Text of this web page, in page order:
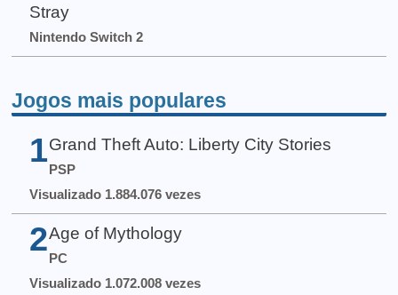
Stray
Nintendo Switch 2
Jogos mais populares
1 Grand Theft Auto: Liberty City Stories
PSP
Visualizado 1.884.076 vezes
2 Age of Mythology
PC
Visualizado 1.072.008 vezes